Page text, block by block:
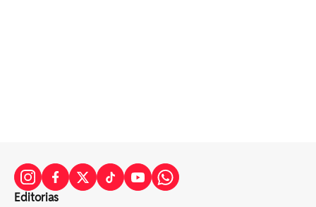
Editorias